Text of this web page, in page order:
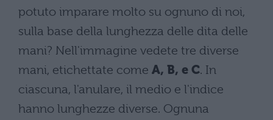
potuto imparare molto su ognuno di noi,
sulla base della lunghezza delle dita delle
mani? Nell'immagine vedete tre diverse
mani, etichettate come A, B, e C. In
ciascuna, l'anulare, il medio e l'indice
hanno lunghezze diverse. Ognuna